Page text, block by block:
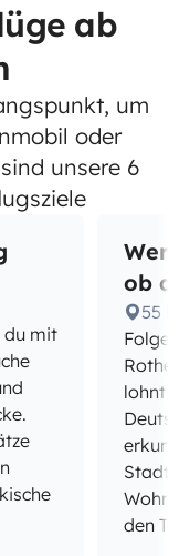
ab
um
oder
unsere 6
du mit
ob
55
Folge
lohnt
den